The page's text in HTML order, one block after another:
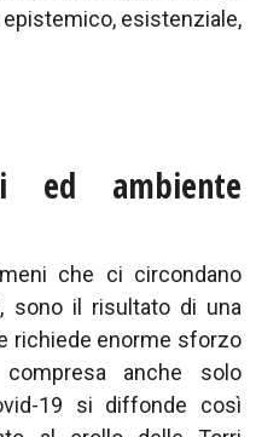
esistenziale,
ed ambiente
che ci circondano
sono il risultato di una
richiede enorme sforzo
anche solo
19 si diffonde così